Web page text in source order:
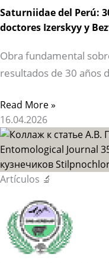
Saturniidae del Perú:
doctores Izerskyy y
Obra fundamental
resultados de 30 años
Read More »
16.04.2026
Artículos 🔬